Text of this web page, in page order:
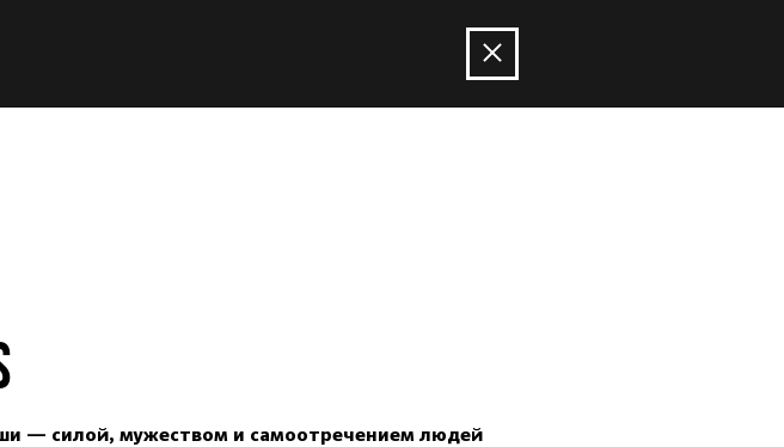
— силой, мужеством и самоотречением людей